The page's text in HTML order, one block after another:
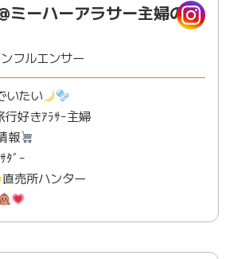
ミーハーアラサー主婦の日
フルエンサー
いたい
好きｱﾗｻｰ主婦
報
ﾀﾞｰ
直売所ハンター